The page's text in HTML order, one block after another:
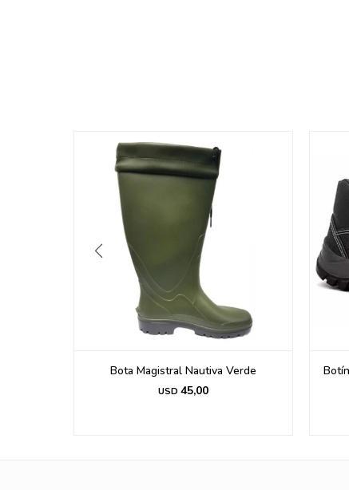
Bota Magistral Nautiva Verde
USD 45,00